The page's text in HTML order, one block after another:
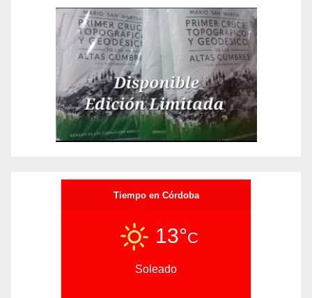
Tiempo en Córdoba
13°C
Soleado